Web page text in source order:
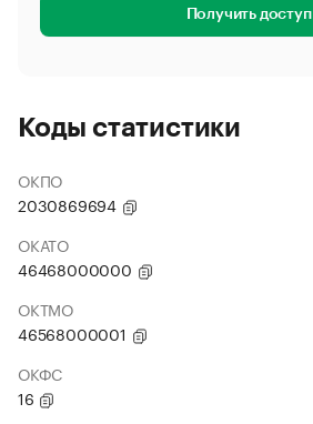
Получить доступ
Коды статистики
ОКПО
2030869694
ОКАТО
46468000000
ОКТМО
46568000001
ОКФС
16